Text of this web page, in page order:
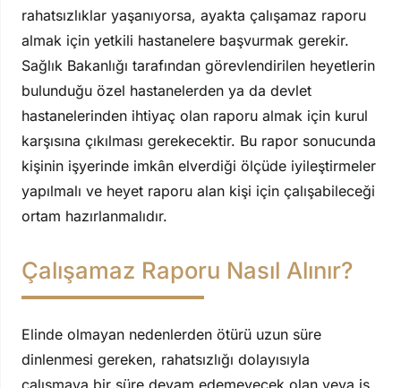
rahatsızlıklar yaşanıyorsa, ayakta çalışamaz raporu
almak için yetkili hastanelere başvurmak gerekir.
Sağlık Bakanlığı tarafından görevlendirilen heyetlerin
bulunduğu özel hastanelerden ya da devlet
hastanelerinden ihtiyaç olan raporu almak için kurul
karşısına çıkılması gerekecektir. Bu rapor sonucunda
kişinin işyerinde imkân elverdiği ölçüde iyileştirmeler
yapılmalı ve heyet raporu alan kişi için çalışabileceği
ortam hazırlanmalıdır.
Çalışamaz Raporu Nasıl Alınır?
Elinde olmayan nedenlerden ötürü uzun süre
dinlenmesi gereken, rahatsızlığı dolayısıyla